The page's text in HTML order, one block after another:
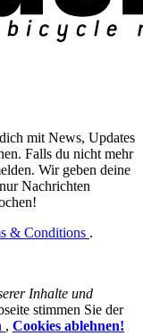
mit News, Updates
Falls du nicht mehr
Wir geben deine
Nachrichten
& Conditions .
Inhalte und
stimmen Sie der
, Cookies ablehnen!